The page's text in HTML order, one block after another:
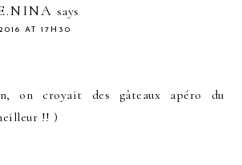
says
AT 17H30
on croyait des gâteaux apéro du
!! )